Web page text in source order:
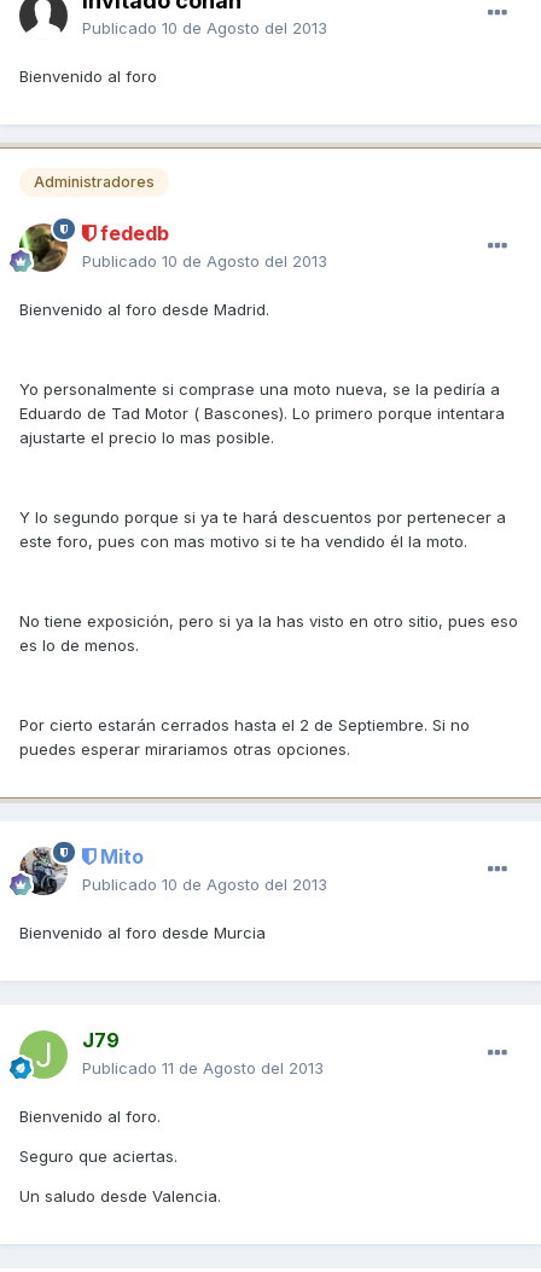
Publicado 10 de Agosto del 2013
Bienvenido al foro
Administradores
fededb
Publicado 10 de Agosto del 2013
Bienvenido al foro desde Madrid.
Yo personalmente si comprase una moto nueva, se la pediría a
Eduardo de Tad Motor ( Bascones). Lo primero porque intentara
ajustarte el precio lo mas posible.
Y lo segundo porque si ya te hará descuentos por pertenecer a
este foro, pues con mas motivo si te ha vendido él la moto.
No tiene exposición, pero si ya la has visto en otro sitio, pues eso
es lo de menos.
Por cierto estarán cerrados hasta el 2 de Septiembre. Si no
puedes esperar mirariamos otras opciones.
Mito
Publicado 10 de Agosto del 2013
Bienvenido al foro desde Murcia
J79
Publicado 11 de Agosto del 2013
Bienvenido al foro.
Seguro que aciertas.
Un saludo desde Valencia.